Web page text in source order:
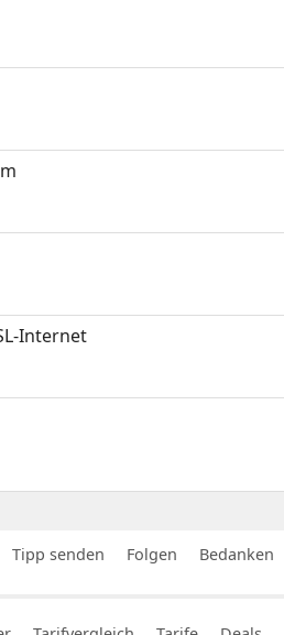
Internet
Tipp senden Folgen Bedanken